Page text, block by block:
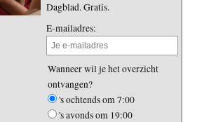
Dagblad. Gratis.
E-mailadres:
Wanneer wil je het overzicht
ontvangen?
's ochtends om 7:00
's avonds om 19:00